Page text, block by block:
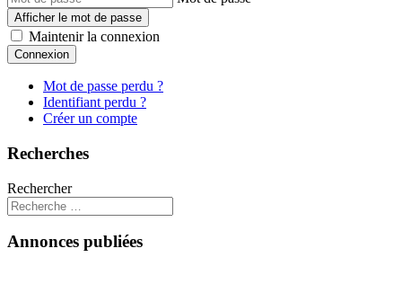
Afficher le mot de passe
Maintenir la connexion
Connexion
Mot de passe perdu ?
Identifiant perdu ?
Créer un compte
Recherches
Rechercher
Annonces publiées